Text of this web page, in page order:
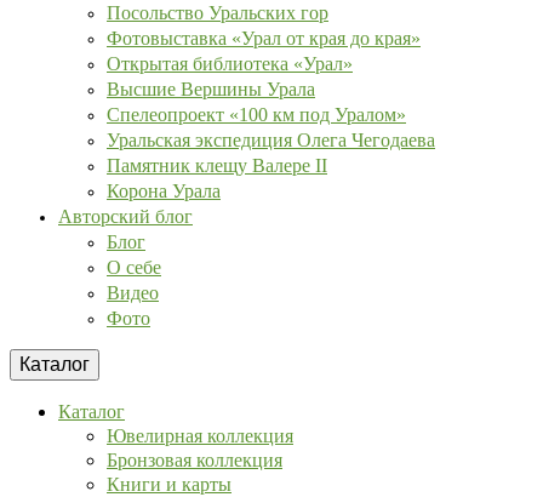
Посольство Уральских гор
Фотовыставка «Урал от края до края»
Открытая библиотека «Урал»
Высшие Вершины Урала
Спелеопроект «100 км под Уралом»
Уральская экспедиция Олега Чегодаева
Памятник клещу Валере II
Корона Урала
Авторский блог
Блог
О себе
Видео
Фото
Каталог
Каталог
Ювелирная коллекция
Бронзовая коллекция
Книги и карты